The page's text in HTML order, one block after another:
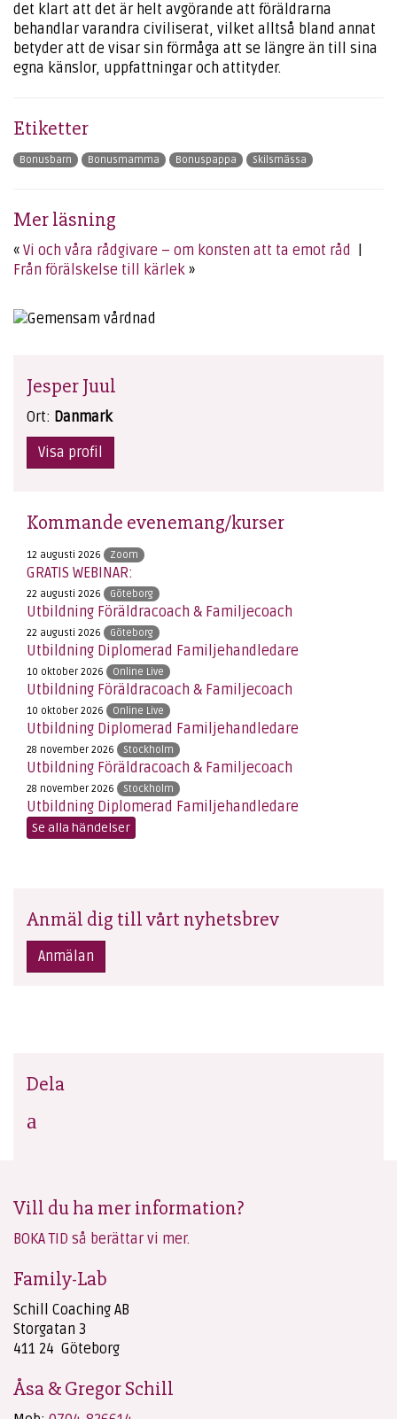
det klart att det är helt avgörande att föräldrarna
behandlar varandra civiliserat, vilket alltså bland annat
betyder att de visar sin förmåga att se längre än till sina
egna känslor, uppfattningar och attityder.
Etiketter
Bonusbarn Bonusmamma Bonuspappa Skilsmässa
Mer läsning
« Vi och våra rådgivare – om konsten att ta emot råd
Från förälskelse till kärlek »
Jesper Juul
Ort: Danmark
Visa profil
Kommande evenemang/kurser
12 augusti 2026 Zoom
GRATIS WEBINAR:
22 augusti 2026 Göteborg
Utbildning Föräldracoach & Familjecoach
22 augusti 2026 Göteborg
Utbildning Diplomerad Familjehandledare
10 oktober 2026 Online Live
Utbildning Föräldracoach & Familjecoach
10 oktober 2026 Online Live
Utbildning Diplomerad Familjehandledare
28 november 2026 Stockholm
Utbildning Föräldracoach & Familjecoach
28 november 2026 Stockholm
Utbildning Diplomerad Familjehandledare
Se alla händelser
Anmäl dig till vårt nyhetsbrev
Anmälan
Dela
Vill du ha mer information?
BOKA TID så berättar vi mer.
Family-Lab
Schill Coaching AB
Storgatan 3
411 24 Göteborg
Åsa & Gregor Schill